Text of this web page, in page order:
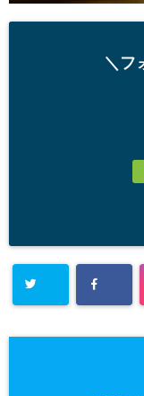
＼フ